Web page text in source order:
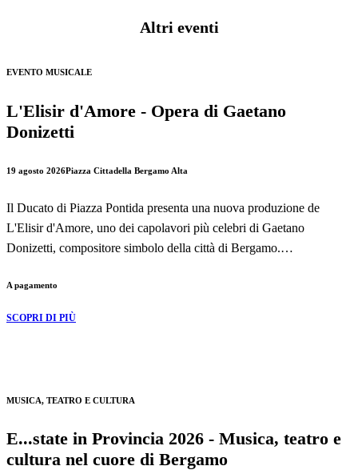
Altri eventi
EVENTO MUSICALE
L'Elisir d'Amore - Opera di Gaetano
Donizetti
19 agosto 2026Piazza Cittadella Bergamo Alta
Il Ducato di Piazza Pontida presenta una nuova produzione de
L'Elisir d'Amore, uno dei capolavori più celebri di Gaetano
Donizetti, compositore simbolo della città di Bergamo.
Ambientata nella suggestiva cornice di Piazza Cittadella a Bergamo
L'appuntamento è in programma mercoledì 19 agosto 2026 alle ore
A pagamento
SCOPRI DI PIÙ
MUSICA, TEATRO E CULTURA
E...state in Provincia 2026 - Musica, teatro e
cultura nel cuore di Bergamo